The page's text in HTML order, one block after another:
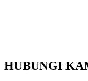
HUBUNGI